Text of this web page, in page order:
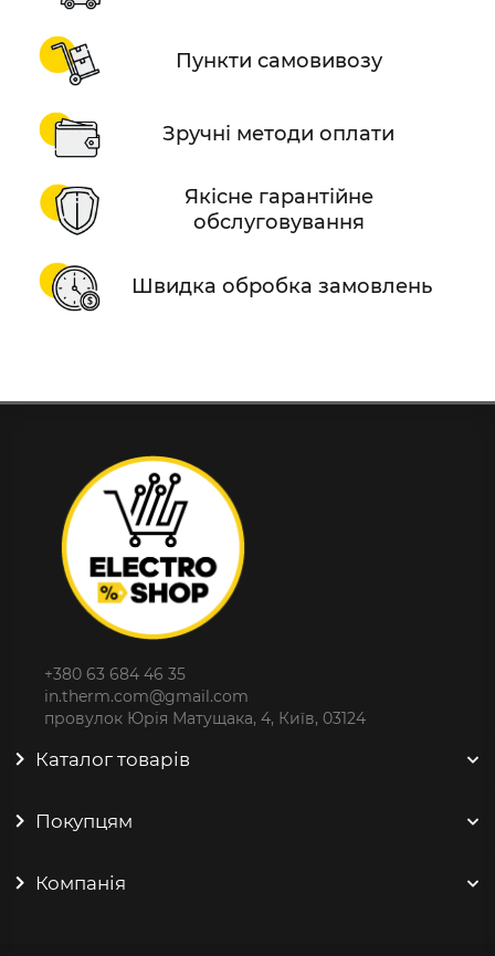
Пункти самовивозу
Зручні методи оплати
Якісне гарантійне
обслуговування
Швидка обробка замовлень
+380 63 684 46 35
in.therm.com@gmail.com
провулок Юрія Матущака, 4, Київ, 03124
Каталог товарів
Покупцям
Компанія